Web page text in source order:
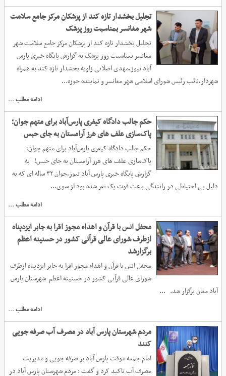
تجلیل بخشدار تازه کند از پزشکان مرکز جامع سلامت
شهر مغانسر بمناسبت روز پزشک
تجلیل بخشدار تازه کند از پزشکان مرکز جامع سلامت شهر
مغانسر بمناسبت روز پزشک به گزارش پایگاه خبری پارس
آباد نیوز،مهدی اصلانی زاویه بخشدار تازه کند به همراه
شهردار،نائب رئیس شورای اسلامی شهر مغانسر و نماینده حوزه...
ادامه مطلب ...
حکم جالب دادگاه کیفری پارس‌آباد برای متهم جوان؛
پاک‌سازی علف‌ های هرز آرامستان به جای حبس
حکم جالب دادگاه کیفری پارس‌آباد برای متهم جوان؛
پاک‌سازی علف‌ های هرز آرامستان به جای حبس! به
گزارش پایگاه خبری پارس آباد نیوز،جوان ۳۲ ساله‌ ای که به
دلیل بی‌ احتیاطی در رانندگی باعث فوت یک نفر شده بود از سوی...
ادامه مطلب ...
محفل انس با قرآن و اهداء مجوز اقرا به جابر ایزدپناه
ازطرف شورای عالی قرآنی کشور در حسنینه اعظم
برگزارشد
محفل انس با قرآن و اهداء مجوز اقرا به جابر ایزدپناه ازطرف
شورای عالی قرآنی کشور در حسنینه اعظم شهرستان پارس
آباد مغان برگزار شد. ...
ادامه مطلب ...
مردم شهرستان پارس آباد در مصرف آب صرفه جویی
کنند
امام جمعه موقت پارس آباد بر صرفه جویی و مدیریت
مصرف آب تاکید کرد و گفت : مردم شهرستان پارس آباد در